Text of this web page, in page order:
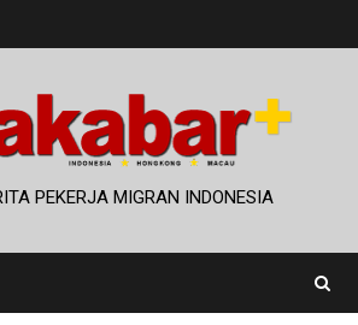
PEKERJA MIGRAN INDONESIA